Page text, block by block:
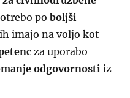
po boljši
imajo na voljo kot
za uporabo
odgovornosti iz